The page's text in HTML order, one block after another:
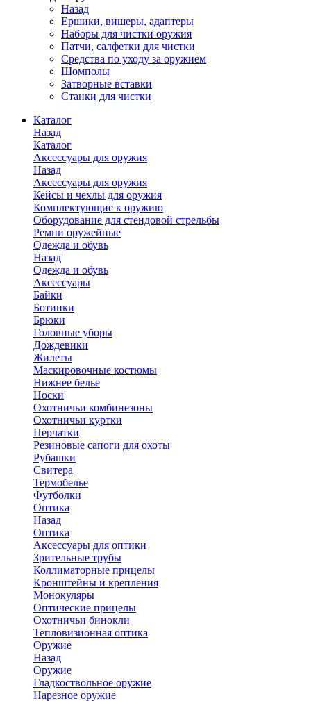
Назад
Ершики, вишеры, адаптеры
Наборы для чистки оружия
Патчи, салфетки для чистки
Средства по уходу за оружием
Шомполы
Затворные вставки
Станки для чистки
Каталог
Назад
Каталог
Аксессуары для оружия
Назад
Аксессуары для оружия
Кейсы и чехлы для оружия
Комплектующие к оружию
Оборудование для стендовой стрельбы
Ремни оружейные
Одежда и обувь
Назад
Одежда и обувь
Аксессуары
Байки
Ботинки
Брюки
Головные уборы
Дождевики
Жилеты
Маскировочные костюмы
Нижнее белье
Носки
Охотничьи комбинезоны
Охотничьи куртки
Перчатки
Резиновые сапоги для охоты
Рубашки
Свитера
Термобелье
Футболки
Оптика
Назад
Оптика
Аксессуары для оптики
Зрительные трубы
Коллиматорные прицелы
Кронштейны и крепления
Монокуляры
Оптические прицелы
Охотничьи бинокли
Тепловизионная оптика
Оружие
Назад
Оружие
Гладкоствольное оружие
Нарезное оружие